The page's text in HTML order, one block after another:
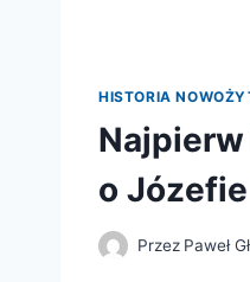
HISTORIA
Najpierw
o
Przez Paweł